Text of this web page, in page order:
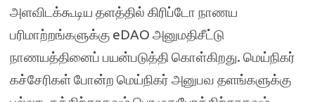
அளவிடக்கூடிய தளத்தில் கிரிப்டோ நாணய
பரிமாற்றங்களுக்கு eDAO அனுமதிசீட்டு
நாணயத்தினைப் பயன்படுத்தி கொள்கிறது. மெய்நிகர்
கச்சேரிகள் போன்ற மெய்நிகர் அனுபவ தளங்களுக்கு